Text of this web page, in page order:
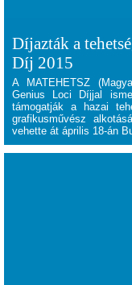
Díjazták a
Díj 2015
A MATEHETSZ
Genius Loci Díjjal
támogatják a hazai
grafikusművész
vehette át április 18-án